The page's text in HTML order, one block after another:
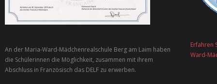
An der Maria-Ward-Mädchenrealschule Berg am Laim haben
die Schülerinnen die Möglichkeit, zusammen mit ihrem
Abschluss in Französisch das DELF zu erwerben.
Erfahren
Ward-